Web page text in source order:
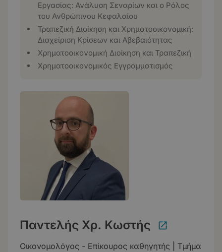
Εργασίας: Ανάλυση Σεναρίων και ο Ρόλος
του Ανθρώπινου Κεφαλαίου
Τραπεζική Διοίκηση και Χρηματοοικονομική:
Διαχείριση Κρίσεων και Αβεβαιότητας
Χρηματοοικονομική Διοίκηση και Τραπεζική
Χρηματοοικονομικός Εγγραμματισμός
Παντελής Χρ. Κωστής
Οικονομολόγος - Επίκουρος καθηγητής | Τμήμα